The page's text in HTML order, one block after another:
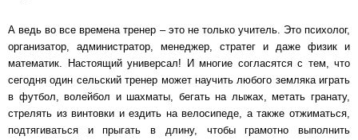
А ведь во все времена тренер – это не только учитель. Это психолог,
организатор, администратор, менеджер, стратег и даже физик и
математик. Настоящий универсал! И многие согласятся с тем, что
сегодня один сельский тренер может научить любого земляка играть
в футбол, волейбол и шахматы, бегать на лыжах, метать гранату,
стрелять из винтовки и ездить на велосипеде, а также отжиматься,
подтягиваться и прыгать в длину, чтобы грамотно выполнить